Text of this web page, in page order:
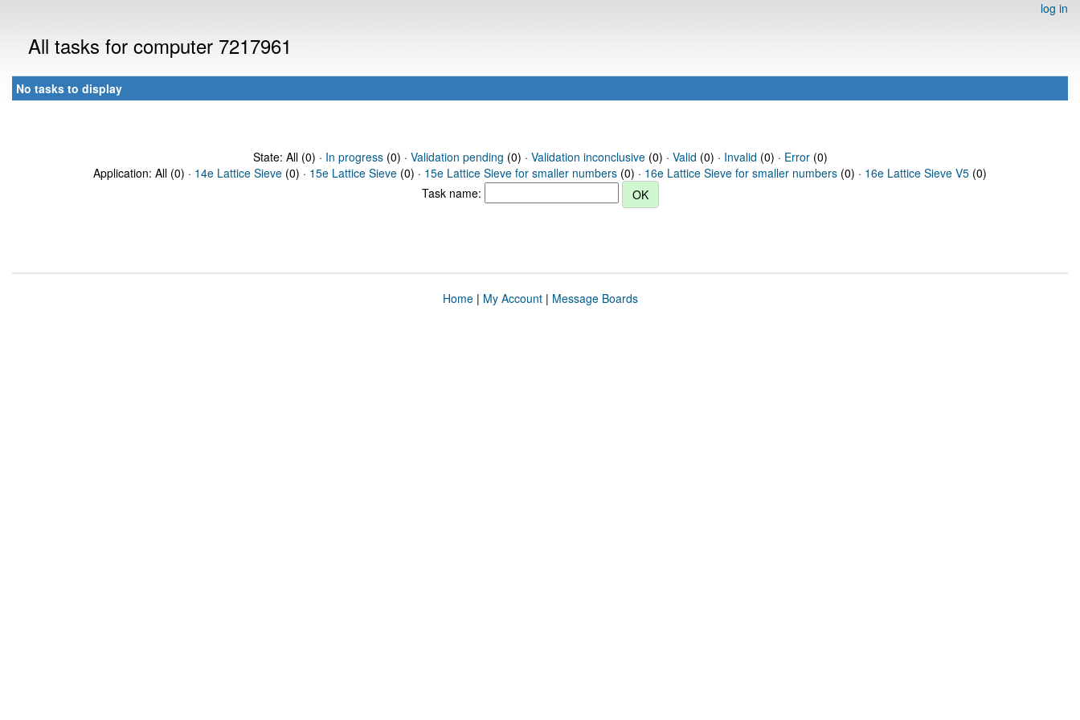
log in
All tasks for computer 7217961
No tasks to display
State: All (0) · In progress(0) · Validation pending (0) · Validation inconclusive(0) · Valid (0) · Invalid (0) · Error(0)
Application: All (0) · 14e Lattice Sieve (0) · 15e Lattice Sieve (0) · 15e Lattice Sieve for smaller numbers (0) · 16e Lattice Sieve for smaller numbers (0) · 16e Lattice Sieve V5 (0)
Task name:
Home| My Account| Message Boards